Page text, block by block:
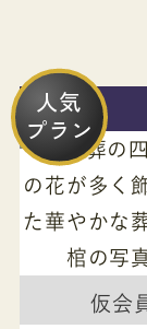
人気
プラン
仮会